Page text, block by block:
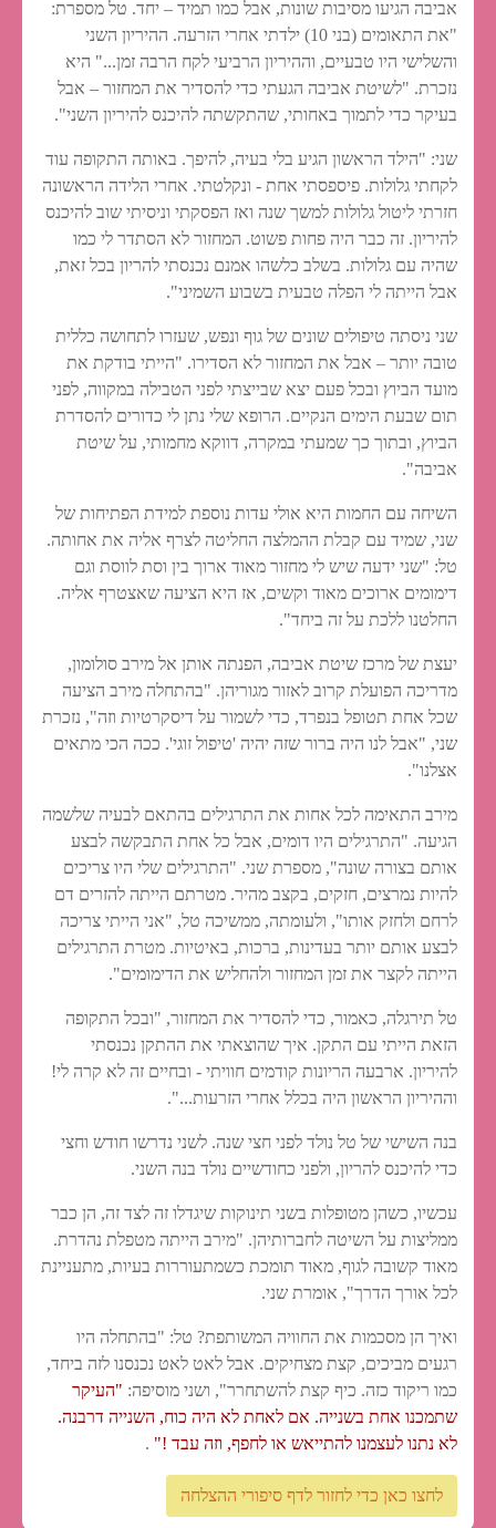
אביבה הגיעו מסיבות שונות, אבל כמו תמיד – יחד. טל מספרת:
"את התאומים (בני 10) ילדתי אחרי הזרעה. ההיריון השני
והשלישי היו טבעיים, וההיריון הרביעי לקח הרבה זמן..." היא
נזכרת. "לשיטת אביבה הגעתי כדי להסדיר את המחזור – אבל
בעיקר כדי לתמוך באחותי, שהתקשתה להיכנס להיריון השני".
שני: "הילד הראשון הגיע בלי בעיה, להיפך. באותה התקופה עוד
לקחתי גלולות. פיספסתי אחת - ונקלטתי. אחרי הלידה הראשונה
חזרתי ליטול גלולות למשך שנה ואז הפסקתי וניסיתי שוב להיכנס
להיריון. זה כבר היה פחות פשוט. המחזור לא הסתדר לי כמו
שהיה עם גלולות. בשלב כלשהו אמנם נכנסתי להריון בכל זאת,
אבל הייתה לי הפלה טבעית בשבוע השמיני".
שני ניסתה טיפולים שונים של גוף ונפש, שעזרו לתחושה כללית
טובה יותר – אבל את המחזור לא הסדירו. "הייתי בודקת את
מועד הביוץ ובכל פעם יצא שבייצתי לפני הטבילה במקווה, לפני
תום שבעת הימים הנקיים. הרופא שלי נתן לי כדורים להסדרת
הביוץ, ובתוך כך שמעתי במקרה, דווקא מחמותי, על שיטת
אביבה".
השיחה עם החמות היא אולי עדות נוספת למידת הפתיחות של
שני, שמיד עם קבלת ההמלצה החליטה לצרף אליה את אחותה.
טל: "שני ידעה שיש לי מחזור מאוד ארוך בין וסת לווסת וגם
דימומים ארוכים מאוד וקשים, אז היא הציעה שאצטרף אליה.
החלטנו ללכת על זה ביחד".
יעצת של מרכז שיטת אביבה, הפנתה אותן אל מירב סולומון,
מדריכה הפועלת קרוב לאזור מגוריהן. "בהתחלה מירב הציעה
שכל אחת תטופל בנפרד, כדי לשמור על דיסקרטיות וזה", נזכרת
שני, "אבל לנו היה ברור שזה יהיה 'טיפול זוגי'. ככה הכי מתאים
אצלנו".
מירב התאימה לכל אחות את התרגילים בהתאם לבעיה שלשמה
הגיעה. "התרגילים היו דומים, אבל כל אחת התבקשה לבצע
אותם בצורה שונה", מספרת שני. "התרגילים שלי היו צריכים
להיות נמרצים, חזקים, בקצב מהיר. מטרתם הייתה להזרים דם
לרחם ולחזק אותו", ולעומתה, ממשיכה טל, "אני הייתי צריכה
לבצע אותם יותר בעדינות, ברכות, באיטיות. מטרת התרגילים
הייתה לקצר את זמן המחזור ולהחליש את הדימומים".
טל תירגלה, כאמור, כדי להסדיר את המחזור, "ובכל התקופה
הזאת הייתי עם התקן. איך שהוצאתי את ההתקן נכנסתי
להיריון. ארבעה הריונות קודמים חוויתי - ובחיים זה לא קרה לי!
וההיריון הראשון היה בכלל אחרי הזרעות...".
בנה השישי של טל נולד לפני חצי שנה. לשני נדרשו חודש וחצי
כדי להיכנס להריון, ולפני כחודשיים נולד בנה השני.
עכשיו, כשהן מטופלות בשני תינוקות שיגדלו זה לצד זה, הן כבר
ממליצות על השיטה לחברותיהן. "מירב הייתה מטפלת נהדרת.
מאוד קשובה לגוף, מאוד תומכת כשמתעוררות בעיות, מתעניינת
לכל אורך הדרך", אומרת שני.
ואיך הן מסכמות את החוויה המשותפת? טל: "בהתחלה היו
רגעים מביכים, קצת מצחיקים. אבל לאט לאט נכנסנו לזה ביחד,
כמו ריקוד כזה. כיף קצת להשתחרר", ושני מוסיפה: "העיקר
שתמכנו אחת בשנייה. אם לאחת לא היה כוח, השנייה דרבנה.
לא נתנו לעצמנו להתייאש או לחפף, וזה עבד !" .
לחצו כאן כדי לחזור לדף סיפורי ההצלחה